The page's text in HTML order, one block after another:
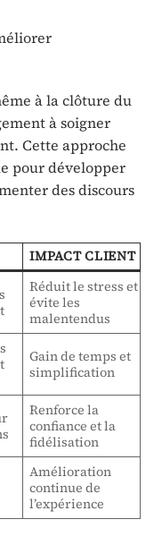
à la clôture du
à soigner
Cette approche
pour développer
des discours
IMPACT CLIENT
Réduit le stress et
évite les
malentendus
Gain de temps et
simplification
Renforce la
confiance et la
fidélisation
Amélioration
continue de
l’expérience